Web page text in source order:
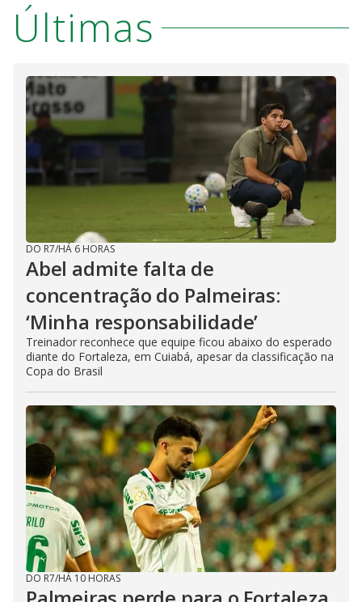
Últimas
DO R7/HÁ 6 HORAS
Abel admite falta de
concentração do Palmeiras:
‘Minha responsabilidade’
Treinador reconhece que equipe ficou abaixo do esperado
diante do Fortaleza, em Cuiabá, apesar da classificação na
Copa do Brasil
DO R7/HÁ 10 HORAS